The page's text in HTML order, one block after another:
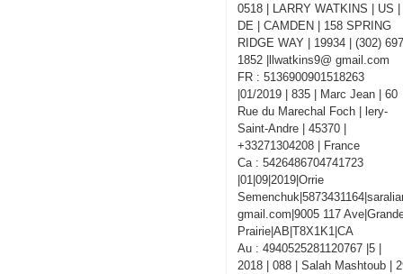
0518 | LARRY WATKINS | US |
DE | CAMDEN | 158 SPRING
RIDGE WAY | 19934 | (302)
1852 |llwatkins9@ gmail.com
FR : 5136900901518263
|01/2019 | 835 | Marc Jean | 60
Rue du Marechal Foch | lery-
Saint-Andre | 45370 |
+33271304208 | France
Ca : 5426486704741723
|01|09|2019|Orrie
gmail.com|9005 117
Prairie|AB|T8X1K1|CA
Au : 4940525281120767 |5 |
2018 | 088 | Salah Mashtoub |